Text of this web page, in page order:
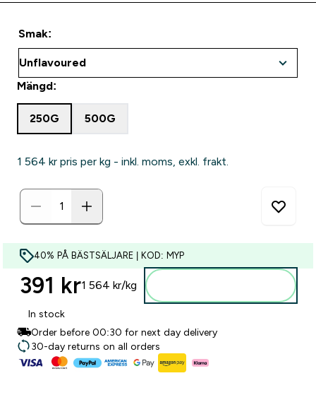
Smak:
Mängd:
250G 500G
1 564 kr‎ pris per kg - inkl. moms, exkl. frakt.
40% PÅ BÄSTSÄLJARE | KOD: MYP
391 kr‎1 564 kr‎/kg
In stock
Order before 00:30 for next day delivery
30-day returns on all orders